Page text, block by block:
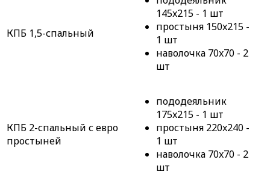
КПБ 1,5-спальный
145x215 - 1 шт
простыня 150x215 -
1 шт
наволочка 70x70 - 2
шт
КПБ 2-спальный с евро
простыней
пододеяльник
175x215 - 1 шт
простыня 220x240 -
1 шт
наволочка 70x70 - 2
шт